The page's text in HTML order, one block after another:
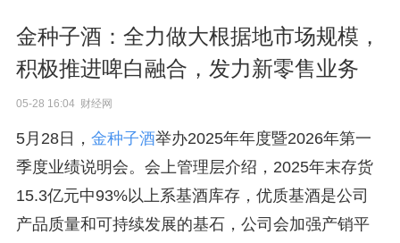
金种子酒：全力做大根据地市场规模，
积极推进啤白融合，发力新零售业务
05-28 16:04 财经网
5月28日， 金种子酒举办2025年年度暨2026年第一
季度业绩说明会。会上管理层介绍，2025年末存货
15.3亿元中93%以上系基酒库存，优质基酒是公司
产品质量和可持续发展的基石，公司会加强产销平